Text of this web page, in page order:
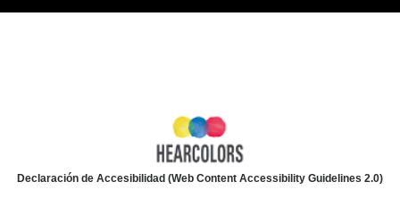
Declaración de Accesibilidad (Web Content Accessibility Guidelines 2.0)